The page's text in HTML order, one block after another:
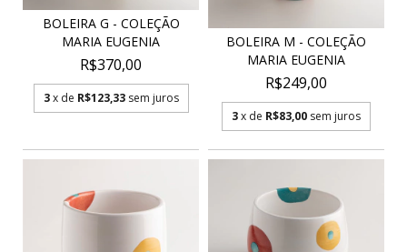
BOLEIRA G - COLEÇÃO
MARIA EUGENIA
R$370,00
3 x de R$123,33 sem juros
BOLEIRA M - COLEÇÃO
MARIA EUGENIA
R$249,00
3x de R$83,00 sem juros